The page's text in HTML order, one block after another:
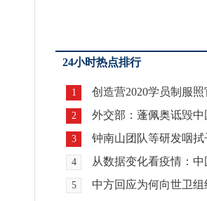
24小时热点排行
1
创造营2020学员制服
乐人气选手徐艺
2
外交部：蓬佩奥诋毁
努力的企图不会得
3
钟南山团队等研发咽拭
人取得进展
4
从数据变化看疫情：中
新增 102个国家地
5 中方回应为何向世卫组